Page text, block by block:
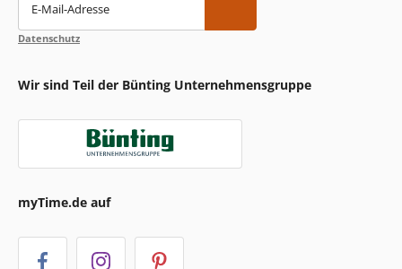
E-Mail-Adresse
Datenschutz
Wir sind Teil der Bünting Unternehmensgruppe
myTime.de auf